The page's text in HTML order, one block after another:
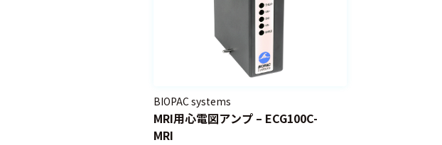
BIOPAC systems
MRI用心電図アンプ – ECG100C-
MRI